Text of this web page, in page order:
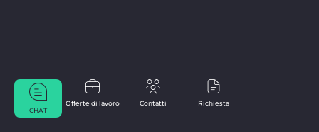
Offerte di lavoro Contatti
Richiesta
CHAT